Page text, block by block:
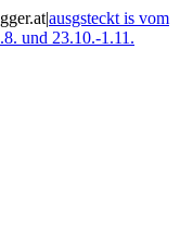
|ausgsteckt is vom
und 23.10.-1.11.